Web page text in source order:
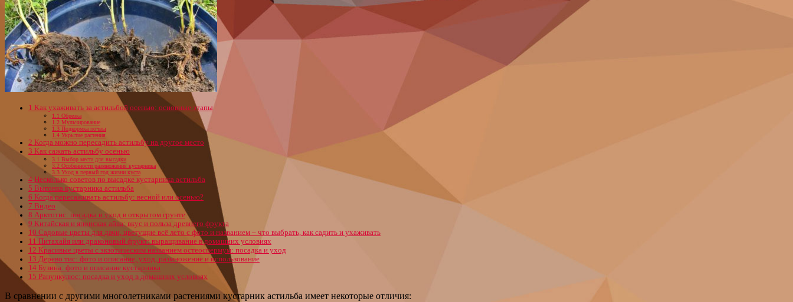
1 Как ухаживать за астильбой осенью: основные этапы
1.1 Обрезка
1.2 Мульчирование
1.3 Подкормка почвы
1.4 Укрытие растения
2 Когда можно пересадить астильбу на другое место
3 Как сажать астильбу осенью
3.1 Выбор места для высадки
3.2 Особенности размножения кустарника
3.3 Уход в первый год жизни куста
4 Несколько советов по высадке кустарника астильба
5 Выгонка кустарника астильба
6 Когда пересаживать астильбу: весной или осенью?
7 Видео
8 Арктотис: посадка и уход в открытом грунте
9 Китайская и японская айва: вкус и польза древнего фрукта
10 Садовые цветы для дачи, цветущие всё лето с фото и названием – что выбрать, как садить и ухаживать
11 Питахайя или драконовый фрукт: выращивание в домашних условиях
12 Красивые цветы с экзотическим названием остеоспермум: посадка и уход
13 Дерево тис: фото и описание, уход, размножение и использование
14 Бузина: фото и описание кустарника
15 Ранункулюс: посадка и уход в домашних условиях
В сравнении с другими многолетниками растениями кустарник астильба имеет некоторые отличия: